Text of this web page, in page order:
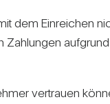
dem Ein­rei­chen
ver­trauen